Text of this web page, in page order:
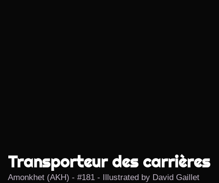
Transporteur des carrières
Amonkhet (AKH) - #181 - Illustrated by David Gaillet